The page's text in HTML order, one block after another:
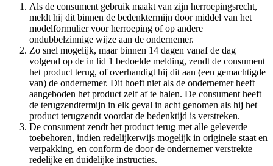
Als de consument gebruik maakt van zijn herroepingsrecht,
meldt hij dit binnen de bedenktermijn door middel van het
modelformulier voor herroeping of op andere
ondubbelzinnige wijze aan de ondernemer.
Zo snel mogelijk, maar binnen 14 dagen vanaf de dag
volgend op de in lid 1 bedoelde melding, zendt de consument
het product terug, of overhandigt hij dit aan (een gemachtigde
van) de ondernemer. Dit hoeft niet als de ondernemer heeft
aangeboden het product zelf af te halen. De consument heeft
de terugzendtermijn in elk geval in acht genomen als hij het
product terugzendt voordat de bedenktijd is verstreken.
De consument zendt het product terug met alle geleverde
toebehoren, indien redelijkerwijs mogelijk in originele staat en
verpakking, en conform de door de ondernemer verstrekte
redelijke en duidelijke instructies.